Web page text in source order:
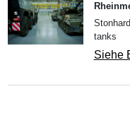
tanks
Siehe